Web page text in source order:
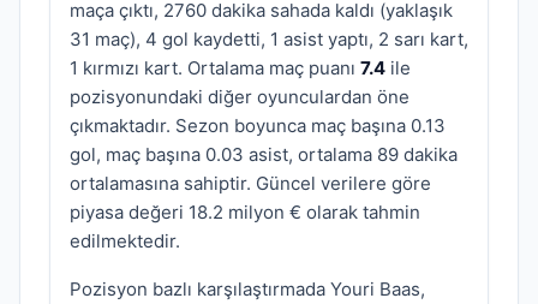
maça çıktı, 2760 dakika sahada kaldı (yaklaşık
31 maç), 4 gol kaydetti, 1 asist yaptı, 2 sarı kart,
1 kırmızı kart. Ortalama maç puanı 7.4 ile
pozisyonundaki diğer oyunculardan öne
çıkmaktadır. Sezon boyunca maç başına 0.13
gol, maç başına 0.03 asist, ortalama 89 dakika
ortalamasına sahiptir. Güncel verilere göre
piyasa değeri 18.2 milyon € olarak tahmin
edilmektedir.
Pozisyon bazlı karşılaştırmada Youri Baas,